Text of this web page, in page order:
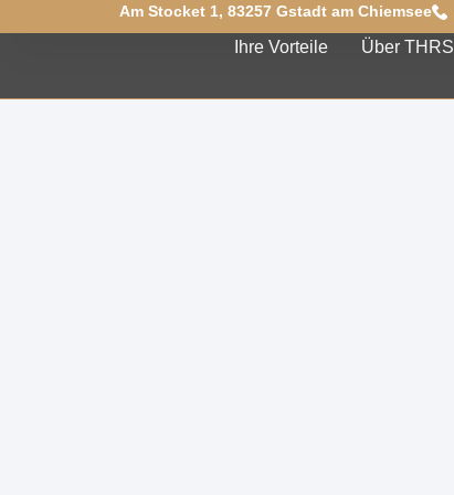
Am Stocket 1, 83257 Gstadt am Chiemsee
Ihre Vorteile Über THRS